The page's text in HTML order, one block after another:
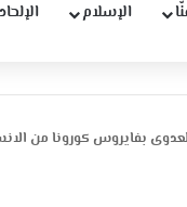
الإسلام الإلحاد
بفايروس كورونا من